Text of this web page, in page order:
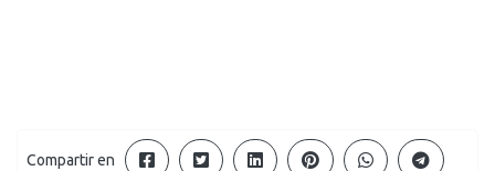
Compartir en